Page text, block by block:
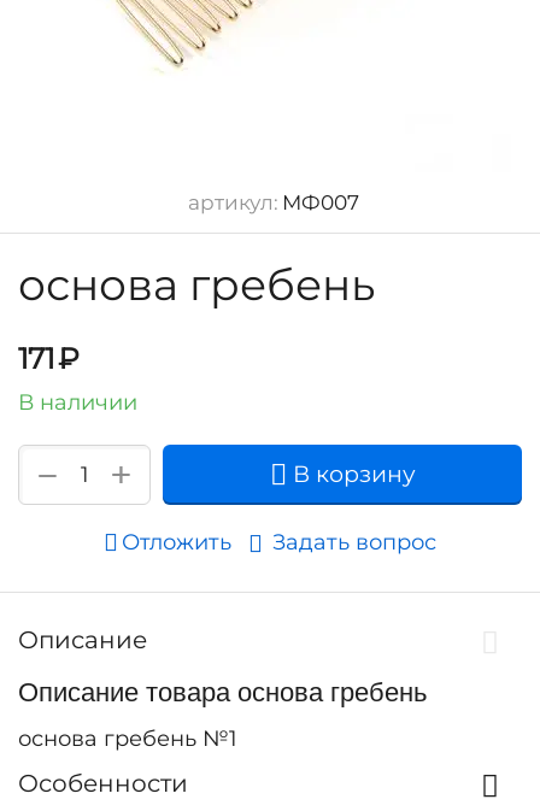
артикул: МФ007
основа гребень
171₽
В наличии
+
− В корзину
Отложить Задать вопрос
Описание
Описание товара основа гребень
основа гребень №1
Особенности